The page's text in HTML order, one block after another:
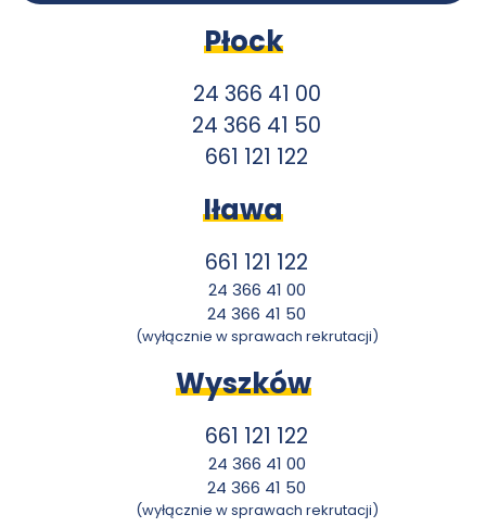
Płock
24 366 41 00
24 366 41 50
661 121 122
Iława
661 121 122
24 366 41 00
24 366 41 50
(wyłącznie w sprawach rekrutacji)
Wyszków
661 121 122
24 366 41 00
24 366 41 50
(wyłącznie w sprawach rekrutacji)